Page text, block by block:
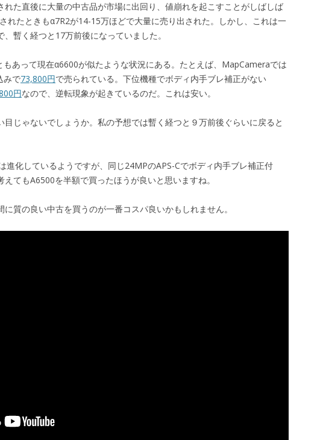
れた直後に大量の中古品が市場に出回り、値崩れを起こすことがしばしば
れたときもα7R2が14-15万ほどで大量に売り出された。しかし、これは一
暫く経つと17万前後になっていました。
もあって現在α6600が似たような状況にある。たとえば、MapCameraでは
みで73,800円で売られている。下位機種でボディ内手ブレ補正がない
円なので、逆転現象が起きているのだ。これは安い。
目じゃないでしょうか。私の予想では暫く経つと９万前後ぐらいに戻ると
進化しているようですが、同じ24MPのAPS-Cでボディ内手ブレ補正付
えてもA6500を半額で買ったほうが良いと思いますね。
に質の良い中古を買うのが一番コスパ良いかもしれません。